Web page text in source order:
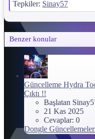
Realme X50 Pro
Realme X50 Pro
OnePlus 8 Pro
OnePlus 9RT
OnePlus 9 5G
OnePlus 9 Pro
OnePlus 9
OnePlus N10 -
Added
Read/Write
Lenovo Legion
Lenovo Legion
JioPhone Next
LG G7
Tepkiler: Sinay57
Benzer konular
Güncelleme Hydra
Çıktı !!
Başlatan
21 Kas 2025
Cevaplar: 0
Dongle